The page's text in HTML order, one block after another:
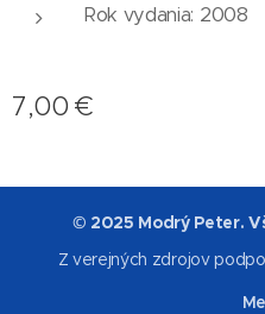
Rok vydania: 2008
7,00 €
© 2025 Modrý Peter.
Z verejných zdrojov